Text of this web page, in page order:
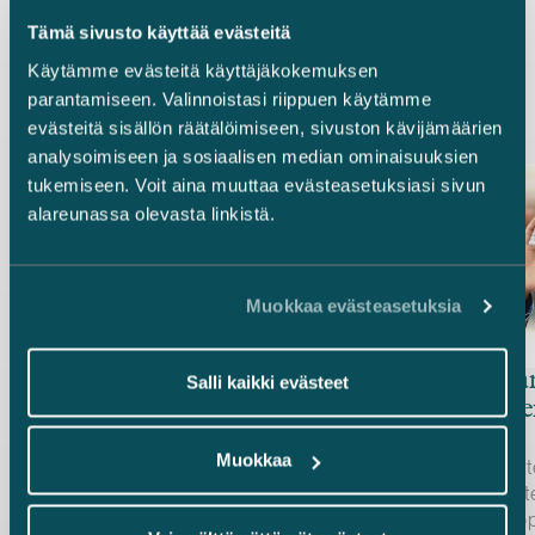
Tämä sivusto käyttää evästeitä
Käytämme evästeitä käyttäjäkokemuksen
parantamiseen. Valinnoistasi riippuen käytämme
evästeitä sisällön räätälöimiseen, sivuston kävijämäärien
analysoimiseen ja sosiaalisen median ominaisuuksien
tukemiseen. Voit aina muuttaa evästeasetuksiasi sivun
alareunassa olevasta linkistä.
Muokkaa evästeasetuksia
Salli kaikki evästeet
Muokkaa
Uusimmat referenssit
Brookfield – DayOne Data
Centersin miljardin euron
holdco-rahoitus
Avustimme johtavaa kansainvälistä
sijoitusyhtiötä Brookfieldia sekä
Life
liittyvien